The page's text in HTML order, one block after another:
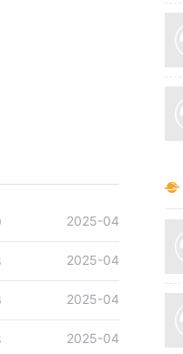
2025-04
2025-04
2025-04
2025-04